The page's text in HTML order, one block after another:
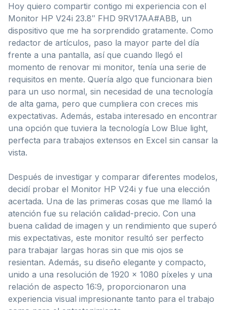
Hoy quiero compartir contigo mi experiencia con el
Monitor HP V24i 23.8″ FHD 9RV17AA#ABB, un
dispositivo que me ha sorprendido gratamente. Como
redactor de artículos, paso la mayor parte del día
frente a una pantalla, así que cuando llegó el
momento de renovar mi monitor, tenía una serie de
requisitos en mente. Quería algo que funcionara bien
para un uso normal, sin necesidad de una tecnología
de alta gama, pero que cumpliera con creces mis
expectativas. Además, estaba interesado en encontrar
una opción que tuviera la tecnología Low Blue light,
perfecta para trabajos extensos en Excel sin cansar la
vista.
Después de investigar y comparar diferentes modelos,
decidí probar el Monitor HP V24i y fue una elección
acertada. Una de las primeras cosas que me llamó la
atención fue su relación calidad-precio. Con una
buena calidad de imagen y un rendimiento que superó
mis expectativas, este monitor resultó ser perfecto
para trabajar largas horas sin que mis ojos se
resientan. Además, su diseño elegante y compacto,
unido a una resolución de 1920 x 1080 píxeles y una
relación de aspecto 16:9, proporcionaron una
experiencia visual impresionante tanto para el trabajo